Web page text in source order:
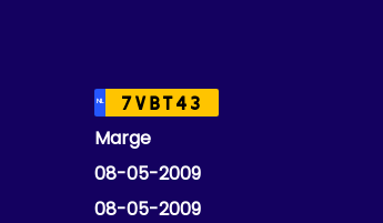
NL 7VBT43
Marge
08-05-2009
08-05-2009